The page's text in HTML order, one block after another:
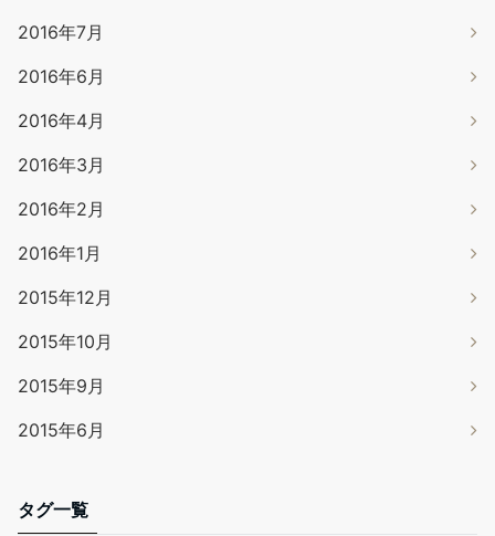
2016年7月
2016年6月
2016年4月
2016年3月
2016年2月
2016年1月
2015年12月
2015年10月
2015年9月
2015年6月
タグ一覧